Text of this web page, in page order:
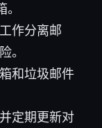
作分离邮
。
和垃圾邮件
定期更新对